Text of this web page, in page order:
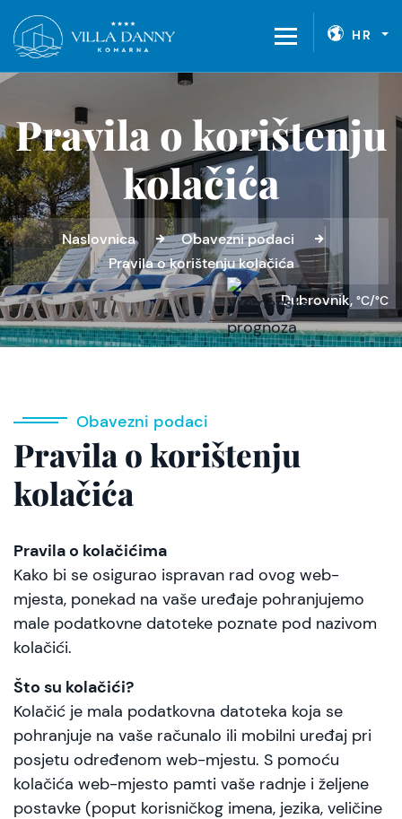
HR
Pravila o korištenju
kolačića
Naslovnica
Obavezni podaci
Pravila o korištenju kolačića
Dubrovnik, °C/°C
Obavezni podaci
Pravila o korištenju
kolačića
Pravila o kolačićima
Kako bi se osigurao ispravan rad ovog web-
mjesta, ponekad na vaše uređaje pohranjujemo
male podatkovne datoteke poznate pod nazivom
kolačići.
Što su kolačići?
Kolačić je mala podatkovna datoteka koja se
pohranjuje na vaše računalo ili mobilni uređaj pri
posjetu određenom web-mjestu. S pomoću
kolačića web-mjesto pamti vaše radnje i željene
postavke (poput korisničkog imena, jezika, veličine